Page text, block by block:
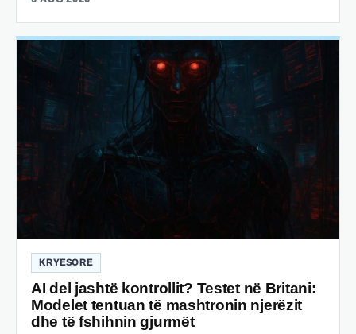
KRYESORE
AI del jashtë kontrollit? Testet në Britani:
Modelet tentuan të mashtronin njerëzit
dhe të fshihnin gjurmët